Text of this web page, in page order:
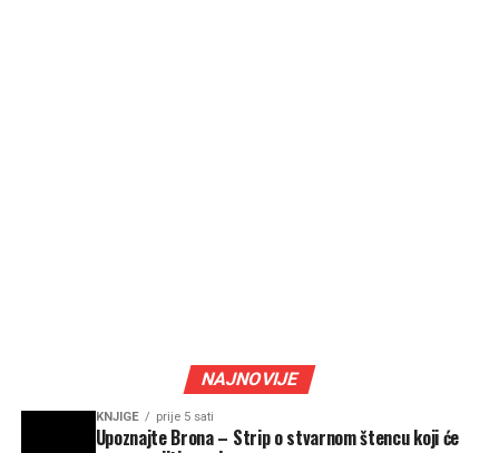
NAJNOVIJE
KNJIGE prije 5 sati
Upoznajte Brona – Strip o stvarnom štencu koji će